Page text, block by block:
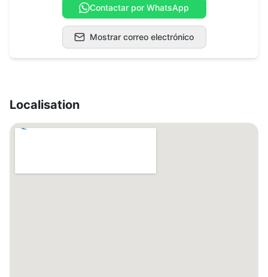
Contactar por WhatsApp
Mostrar correo electrónico
Localisation